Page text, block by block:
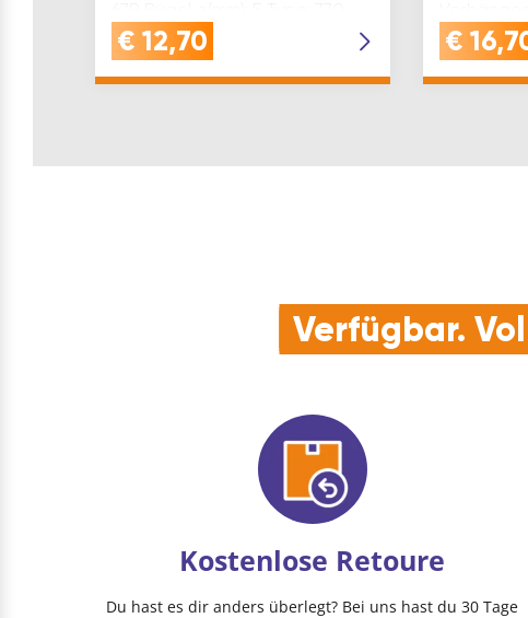
Alutitan Bügel Lichte Bre…
€ 12,70
ideal für
€
Verfügbar.
Kostenlose Retoure
Du hast es dir anders überlegt? Bei uns hast du 30 Tage